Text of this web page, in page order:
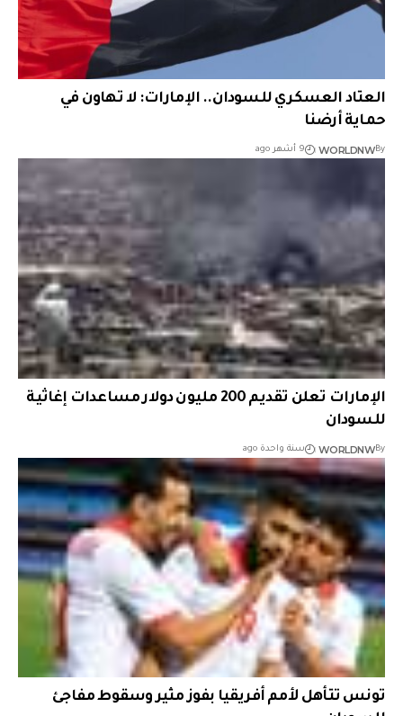
العتاد العسكري للسودان.. الإمارات: لا تهاون في
حماية أرضنا
By
WORLDNW 9 أشهر ago
الإمارات تعلن تقديم 200 مليون دولار مساعدات إغاثية
للسودان
By
WORLDNW سنة واحدة ago
تونس تتأهل لأمم أفريقيا بفوز مثير وسقوط مفاجئ